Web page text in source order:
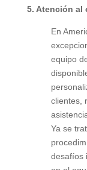
5. Atención al
En
equipo
clientes,
Ya se
desafíos